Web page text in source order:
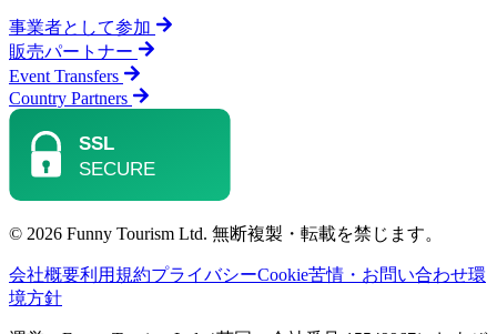
事業者として参加
販売パートナー
Event Transfers
Country Partners
© 2026 Funny Tourism Ltd. 無断複製・転載を禁じます。
会社概要利用規約プライバシーCookie苦情・お問い合わせ環
境方針